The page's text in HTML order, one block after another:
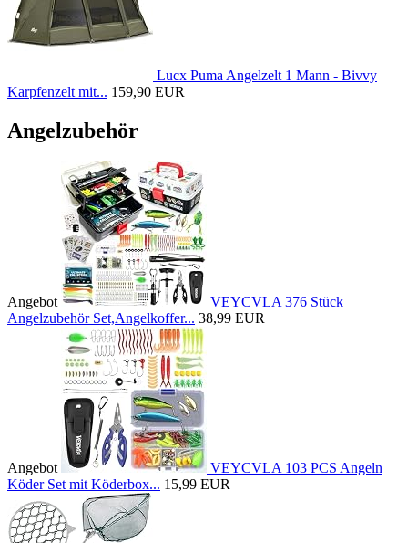
Lucx Puma Angelzelt 1 Mann - Bivvy
Karpfenzelt mit... 159,90 EUR
Angelzubehör
Angebot
VEYCVLA 376 Stück
Angelzubehör Set,Angelkoffer... 38,99 EUR
Angebot
VEYCVLA 103 PCS Angeln
Köder Set mit Köderbox... 15,99 EUR